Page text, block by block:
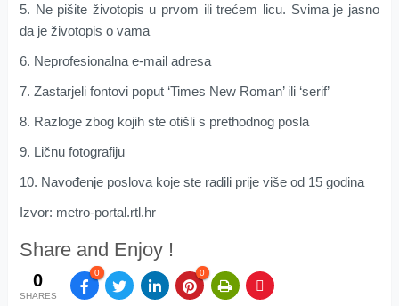
5. Ne pišite životopis u prvom ili trećem licu. Svima je jasno
da je životopis o vama
6. Neprofesionalna e-mail adresa
7. Zastarjeli fontovi poput ‘Times New Roman’ ili ‘serif’
8. Razloge zbog kojih ste otišli s prethodnog posla
9. Ličnu fotografiju
10. Navođenje poslova koje ste radili prije više od 15 godina
Izvor: metro-portal.rtl.hr
Share and Enjoy !
0
SHARES
0 0